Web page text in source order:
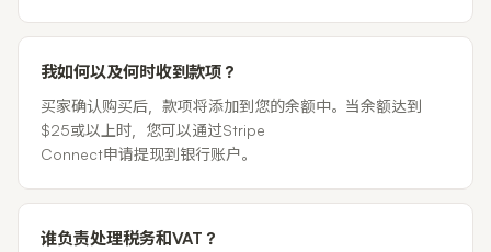
我如何以及何时收到款项？
买家确认购买后，款项将添加到您的余额中。当余额达到
$25或以上时，您可以通过Stripe
Connect申请提现到银行账户。
谁负责处理税务和VAT？